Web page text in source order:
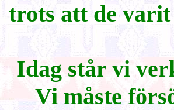
trots att de
Idag står vi
Vi måste